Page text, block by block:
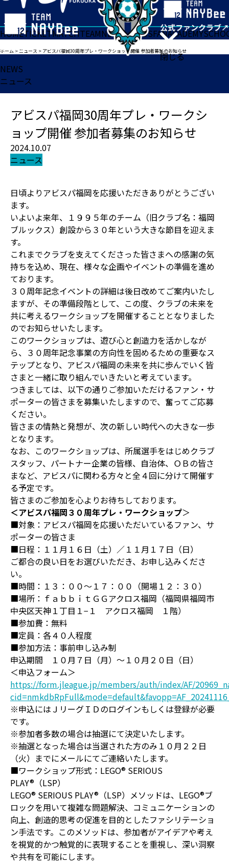
閉じる
HOMETICKETMATCHTEAMNEWSGOODSFANACADEMY
ホーム >ニュース > アビスパ福岡30周年プレ・ワークショップ開催 参加者募集のお知らせ
NEWS
ニュース
アビスパ福岡30周年プレ・ワークシ
ョップ開催 参加者募集のお知らせ
2024.10.07
ニュース
日頃よりアビスパ福岡を応援いただきありがとうござい
ます。
いよいよ来年、１９９５年のチーム（旧クラブ名：福岡
ブルックス）創設から３０年という大きな節目を迎えま
す。
これまでクラブを支えてくださった皆さまへの感謝の気
持ちを込め、現在、様々な企画やイベントの準備を進め
ております。
３０周年記念イベントの詳細は後日改めてご案内いたし
ますが、その準備段階として、この度、クラブの未来を
共に考えるワークショップを開催することとなりました
のでお知らせいたします。
このワークショップは、遊び心と創造力を活かしなが
ら、３０周年記念事業の方向性を固めるための重要なス
テップとなり、アビスパ福岡の未来を共に歩んでいく皆
さまと一緒に取り組んでいきたいと考えています。
つきましては、以下の通りご参加いただけるファン・サ
ポーターの皆さまを募集いたしますので、奮ってご応募
ください。
皆さまの情熱と発想が、次の新しい時代への大きな一歩
となります。
なお、このワークショップは、所属選手をはじめクラブ
スタッフ、パートナー企業の皆様、自治体、ＯＢの皆さ
まなど、アビスパに関わる方々と全４回に分けて開催す
る予定です。
皆さまのご参加を心よりお待ちしております。
＜アビスパ福岡３０周年プレ・ワークショップ＞
■対象：アビスパ福岡を応援いただいているファン、サ
ポーターの皆さま
■日程：１１月１６日（土）／１１月１７日（日）
ご都合の良い日をお選びいただき、お申し込みくださ
い。
■時間：１３：００～１７：００（開場１２：３０）
■場所：ｆａｂｂｉｔＧＧアクロス福岡（福岡県福岡市
中央区天神１丁目１−１ アクロス福岡 １階）
■参加費：無料
■定員：各４０人程度
■参加方法：事前申し込み制
申込期間 １０月７日（月）～１０月２０日（日）
＜申込フォーム＞
https://form.jleague.jp/members/auth/index/AF/
※申込にはＪリーグＩＤのログインもしくは登録が必要
です。
※参加者多数の場合は抽選にて決定いたします。
※抽選となった場合は当選された方のみ１０月２２日
（火）までにメールにてご連絡いたします。
■ワークショップ形式：LEGO® SERIOUS
PLAY®（LSP）
LEGO® SERIOUS PLAY®（LSP）メソッドは、LEGO®ブ
ロックを用いて複雑な問題解決、コミュニケーションの
向上、創造的思考の促進を目的としたファシリテーショ
ン手法です。このメソッドは、参加者がアイデアや考え
を視覚的かつ触覚的に表現することを重視し、深い洞察
や共有を可能にします。